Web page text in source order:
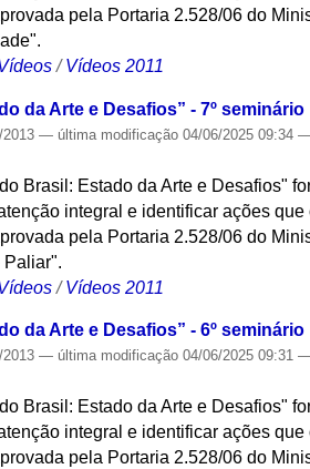
pela Portaria 2.528/06 do
/Vídeos 2011
da Arte e Desafios” - 7º seminário
2013— última modificação 04/06/2025 09:34—
Brasil: Estado da Arte e Desafios"
integral e identificar ações
pela Portaria 2.528/06 do
Paliar".
/Vídeos 2011
da Arte e Desafios” - 6º seminário
2013— última modificação 04/06/2025 09:31—
Brasil: Estado da Arte e Desafios"
integral e identificar ações
pela Portaria 2.528/06 do